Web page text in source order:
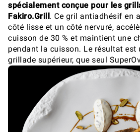
spécialement conçue pour les
Fakiro.Grill. Ce gril antiadhésif en
côté lisse et un côté nervuré,
cuisson de 30 % et maintient une
pendant la cuisson. Le résultat est
grillade supérieur, que seul